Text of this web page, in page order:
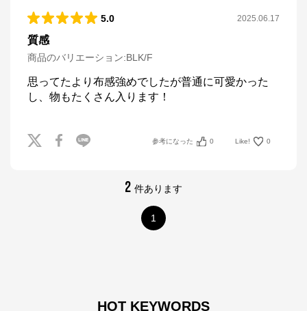
5.0 2025.06.17
質感
商品のバリエーション:BLK/F
思ってたより布感強めでしたが普通に可愛かった
し、物もたくさん入ります！
参考になった 0 Like! 0
2 件あります
1
HOT KEYWORDS